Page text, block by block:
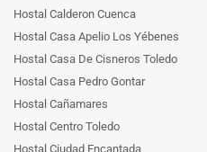
Hostal Calderon Cuenca
Hostal Casa Apelio Los Yébenes
Hostal Casa De Cisneros Toledo
Hostal Casa Pedro Gontar
Hostal Cañamares
Hostal Centro Toledo
Hostal Ciudad Encantada